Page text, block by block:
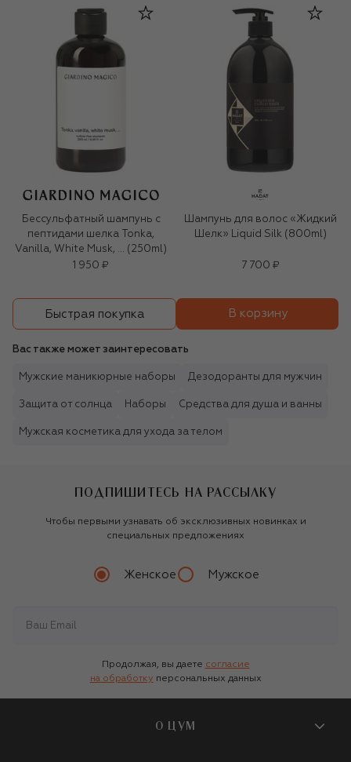
Бессульфатный шампунь с
пептидами шелка Tonka,
Vanilla, White Musk, … (250ml)
1 950 ₽
Шампунь для волос «Жидкий
Шелк» Liquid Silk (800ml)
7 700 ₽
Быстрая покупка В корзину
Вас также может заинтересовать
Мужские маникюрные наборы Дезодоранты для мужчин
Защита от солнца Наборы Средства для душа и ванны
Мужская косметика для ухода за телом
ПОДПИШИТЕСЬ НА РАССЫЛКУ
Чтобы первыми узнавать об эксклюзивных новинках и
специальных предложениях
Женское Мужское
Продолжая, вы даете согласие
на обработку персональных данных
О ЦУМ